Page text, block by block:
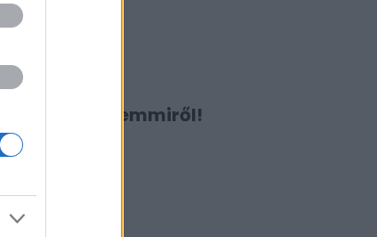
Ne maradj le semmiről!